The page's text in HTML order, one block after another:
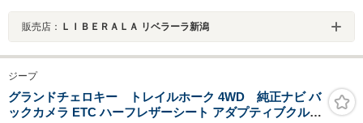
販売店： ＬＩＢＥＲＡＬＡ リベラーラ新潟
ジープ
グランドチェロキー トレイルホーク 4WD 純正ナビ バ
ックカメラ ETC ハーフレザーシート アダプティブクルー